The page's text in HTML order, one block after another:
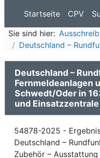
Startseite CPV
Sie sind hier:
Deutschland –
Deutschland –
Fernmeldeanlagen
Schwedt/Oder in
und Einsatzzentrale
54878-2025 -
Deutschland –
Zubehör –